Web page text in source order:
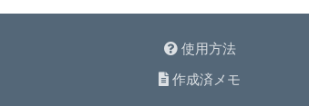
使用方法
作成済メモ